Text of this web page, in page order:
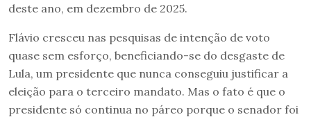
deste ano, em dezembro de 2025.
Flávio cresceu nas pesquisas de intenção de voto
quase sem esforço, beneficiando-se do desgaste de
Lula, um presidente que nunca conseguiu justificar a
eleição para o terceiro mandato. Mas o fato é que o
presidente só continua no páreo porque o senador foi